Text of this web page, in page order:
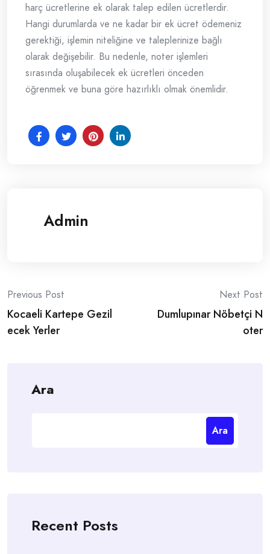
harç ücretlerine ek olarak talep edilen ücretlerdir.
Hangi durumlarda ve ne kadar bir ek ücret ödemeniz
gerektiği, işlemin niteliğine ve taleplerinize bağlı
olarak değişebilir. Bu nedenle, noter işlemleri
sırasında oluşabilecek ek ücretleri önceden
öğrenmek ve buna göre hazırlıklı olmak önemlidir.
Admin
Post
navigation
Previous Post
Kocaeli Kartepe Gezil
ecek Yerler
Next Post
Dumlupınar Nöbetçi N
oter
Ara
Ara
Recent Posts